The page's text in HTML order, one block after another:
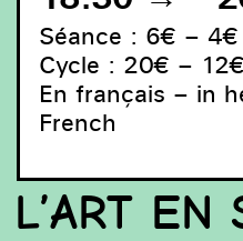
Séance : 6€ – 4€
Cycle : 20€ – 12€
En français – in
French
L’ART EN